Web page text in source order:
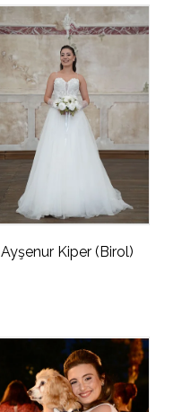
Ayşenur Kiper (Birol)